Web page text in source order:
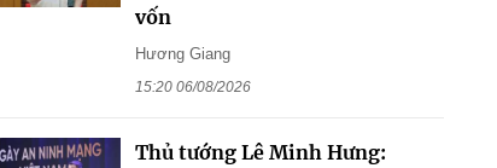
vốn
Hương Giang
15:20 06/08/2026
Thủ tướng Lê Minh Hưng: